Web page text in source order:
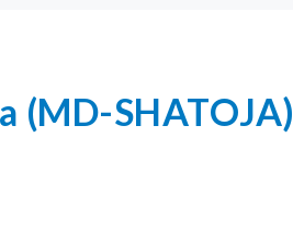
(MD-SHATOJA)